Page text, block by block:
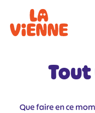
Tout
Que faire en ce